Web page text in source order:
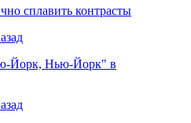
сплавить контрасты
Йорк, Нью-Йорк" в